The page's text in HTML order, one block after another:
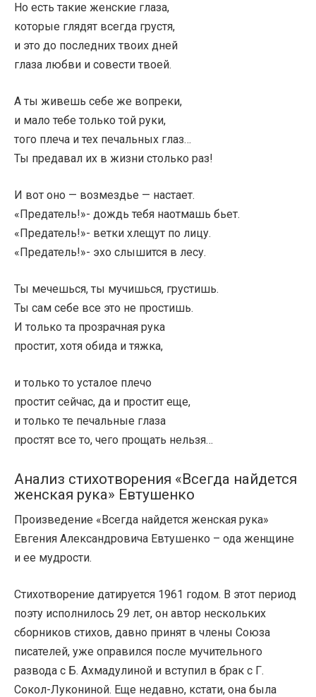
Но есть такие женские глаза,
которые глядят всегда грустя,
и это до последних твоих дней
глаза любви и совести твоей.
А ты живешь себе же вопреки,
и мало тебе только той руки,
того плеча и тех печальных глаз…
Ты предавал их в жизни столько раз!
И вот оно — возмездье — настает.
«Предатель!»- дождь тебя наотмашь бьет.
«Предатель!»- ветки хлещут по лицу.
«Предатель!»- эхо слышится в лесу.
Ты мечешься, ты мучишься, грустишь.
Ты сам себе все это не простишь.
И только та прозрачная рука
простит, хотя обида и тяжка,
и только то усталое плечо
простит сейчас, да и простит еще,
и только те печальные глаза
простят все то, чего прощать нельзя…
Анализ стихотворения «Всегда найдется
женская рука» Евтушенко
Произведение «Всегда найдется женская рука»
Евгения Александровича Евтушенко – ода женщине
и ее мудрости.
Стихотворение датируется 1961 годом. В этот период
поэту исполнилось 29 лет, он автор нескольких
сборников стихов, давно принят в члены Союза
писателей, уже оправился после мучительного
развода с Б. Ахмадулиной и вступил в брак с Г.
Сокол-Лукониной. Еще недавно, кстати, она была